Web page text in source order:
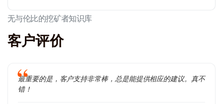
无与伦比的挖矿者知识库
客户评价
最重要的是，客户支持非常棒，总是能提供相应的建议。真不
错！